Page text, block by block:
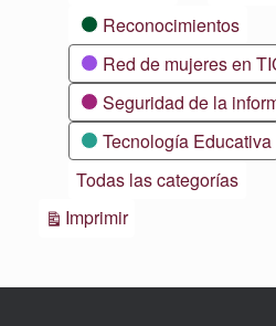
Reconocimientos
Red de mujeres en
Seguridad de la
Tecnología Educativa
Todas las categorías
ImprimirVistas